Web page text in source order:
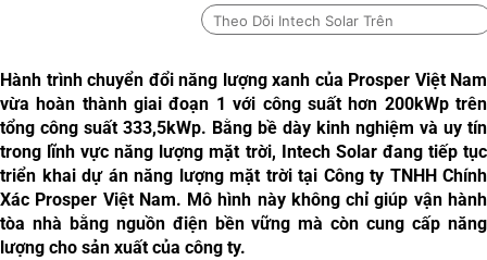
Theo Dõi Intech Solar Trên
Hành trình chuyển đổi năng lượng xanh của Prosper Việt Nam
vừa hoàn thành giai đoạn 1 với công suất hơn 200kWp trên
tổng công suất 333,5kWp. Bằng bề dày kinh nghiệm và uy tín
trong lĩnh vực năng lượng mặt trời, Intech Solar đang tiếp tục
triển khai dự án năng lượng mặt trời tại Công ty TNHH Chính
Xác Prosper Việt Nam. Mô hình này không chỉ giúp vận hành
tòa nhà bằng nguồn điện bền vững mà còn cung cấp năng
lượng cho sản xuất của công ty.